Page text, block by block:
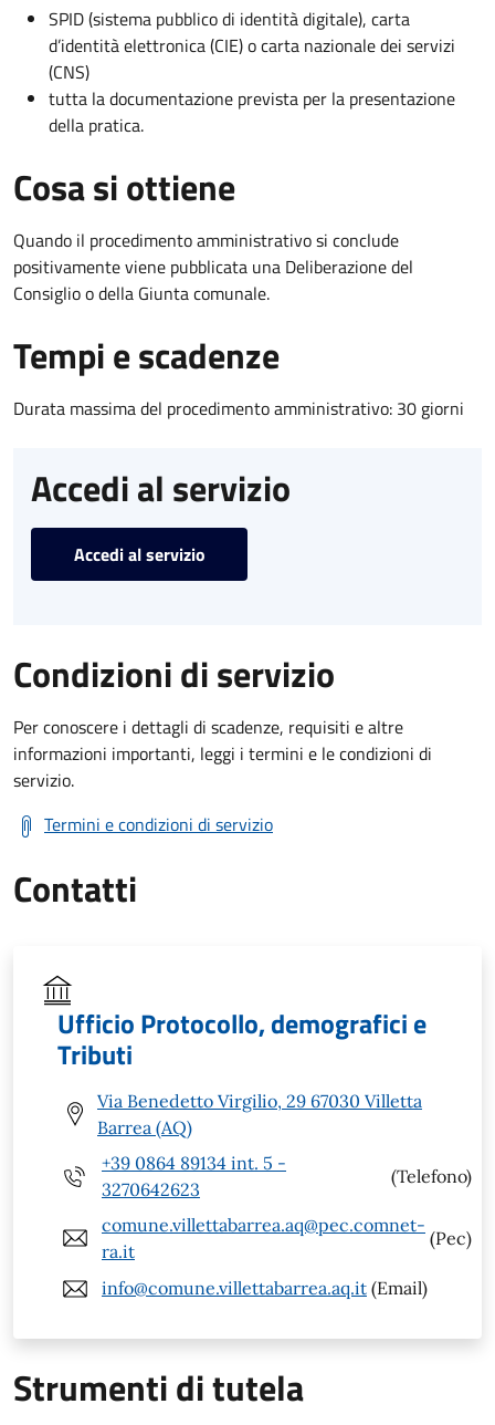
SPID (sistema pubblico di identità digitale), carta
d’identità elettronica (CIE) o carta nazionale dei servizi
(CNS)
tutta la documentazione prevista per la presentazione
della pratica.
Cosa si ottiene
Quando il procedimento amministrativo si conclude
positivamente viene pubblicata una Deliberazione del
Consiglio o della Giunta comunale.
Tempi e scadenze
Durata massima del procedimento amministrativo: 30 giorni
Accedi al servizio
Accedi al servizio
Condizioni di servizio
Per conoscere i dettagli di scadenze, requisiti e altre
informazioni importanti, leggi i termini e le condizioni di
servizio.
Termini e condizioni di servizio
Contatti
Ufficio Protocollo, demografici e
Tributi
Via Benedetto Virgilio, 29 67030 Villetta
Barrea (AQ)
+39 0864 89134 int. 5 -
3270642623
(Telefono)
comune.villettabarrea.aq@pec.comnet-
ra.it
(Pec)
info@comune.villettabarrea.aq.it (Email)
Strumenti di tutela